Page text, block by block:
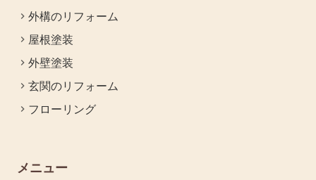
外構のリフォーム
屋根塗装
外壁塗装
玄関のリフォーム
フローリング
メニュー